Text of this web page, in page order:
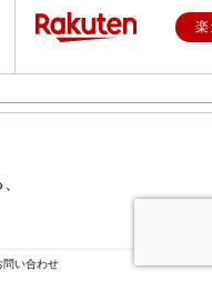
問い合わせ